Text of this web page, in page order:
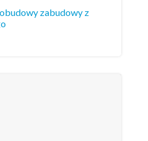
zabudowy z